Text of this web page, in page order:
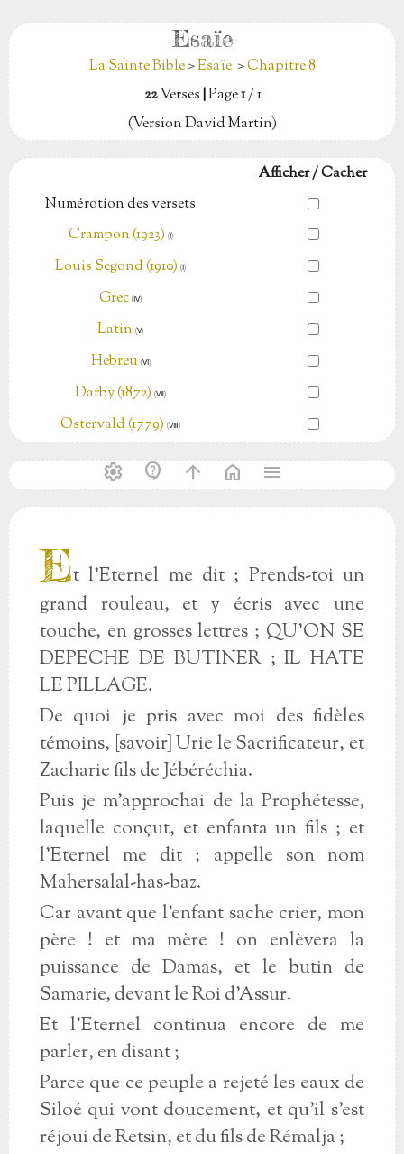
Esaïe
La Sainte Bible>Esaïe >Chapitre 8
22Verses|Page1/ 1
(Version David Martin)
Afficher / Cacher
Numérotion des versets
Crampon (1923) (Ⅰ)
Louis Segond (1910)(Ⅰ)
Grec (Ⅳ)
Latin (Ⅴ)
Hebreu (Ⅵ)
Darby (1872) (Ⅶ)
Ostervald (1779) (Ⅷ)
settings contact_support arrow_upward home menu
Et l’Eternel me dit ; Prends-toi un
grand rouleau, et y écris avec une
touche, en grosses lettres ; QU’ON SE
DEPECHE DE BUTINER ; IL HATE
LE PILLAGE.
De quoi je pris avec moi des fidèles
témoins, [savoir] Urie le Sacrificateur, et
Zacharie fils de Jébéréchia.
Puis je m’approchai de la Prophétesse,
laquelle conçut, et enfanta un fils ; et
l’Eternel me dit ; appelle son nom
Mahersalal-has-baz.
Car avant que l’enfant sache crier, mon
père ! et ma mère ! on enlèvera la
puissance de Damas, et le butin de
Samarie, devant le Roi d’Assur.
Et l’Eternel continua encore de me
parler, en disant ;
Parce que ce peuple a rejeté les eaux de
Siloé qui vont doucement, et qu’il s’est
réjoui de Retsin, et du fils de Rémalja ;